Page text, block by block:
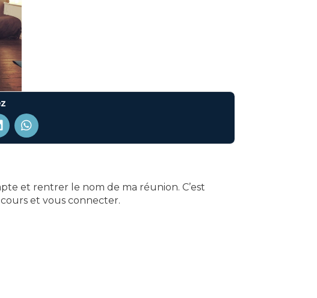
et rentrer le nom de ma réunion. C’est
et vous connecter.